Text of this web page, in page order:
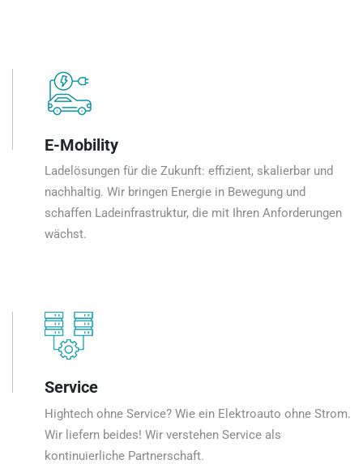
E-Mobility
Ladelösungen für die Zukunft: effizient, skalierbar und
nachhaltig. Wir bringen Energie in Bewegung und
schaffen Ladeinfrastruktur, die mit Ihren Anforderungen
wächst.
Service
Hightech ohne Service? Wie ein Elektroauto ohne Strom.
Wir liefern beides! Wir verstehen Service als
kontinuierliche Partnerschaft.